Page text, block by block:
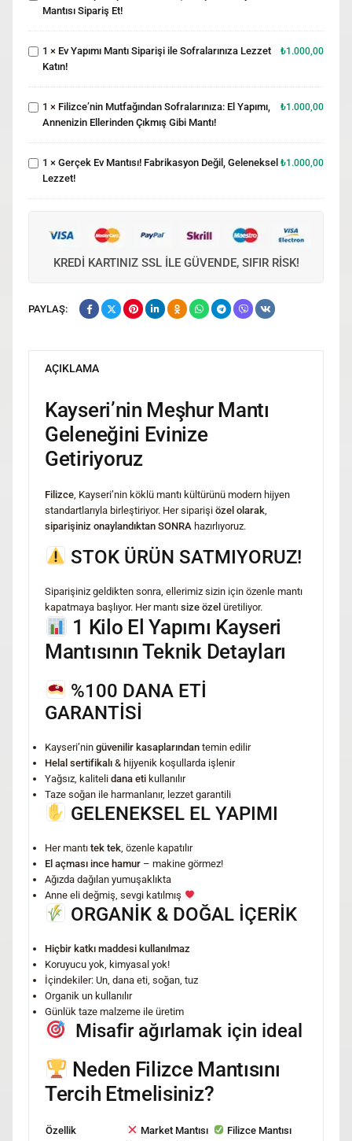
Kayseri
Et!
Mantısı Sipariş Et!
Ev Yapımı
Siparişi ile
Sofralarınıza
Lezzet
1 × Ev Yapımı Mantı Siparişi ile Sofralarınıza Lezzet
Katın!
₺1.000,00
Filizce’nin
Mutfağından
El Yapımı,
Annenizin
Ellerinden
1 × Filizce’nin Mutfağından Sofralarınıza: El Yapımı,
Annenizin Ellerinden Çıkmış Gibi Mantı!
₺1.000,00
Gerçek Ev
Fabrikasyon
Değil,
Geleneksel
1 × Gerçek Ev Mantısı! Fabrikasyon Değil, Geleneksel
Lezzet!
₺1.000,00
KREDI KARTINIZ SSL ILE GÜVENDE, SIFIR RISK!
PAYLAŞ:
AÇIKLAMA
Kayseri’nin Meşhur Mantı
Geleneğini Evinize
Getiriyoruz
Filizce, Kayseri’nin köklü mantı kültürünü modern hijyen
standartlarıyla birleştiriyor. Her siparişi özel olarak,
siparişiniz onaylandıktan SONRA hazırlıyoruz.
STOK ÜRÜN SATMIYORUZ!
Siparişiniz geldikten sonra, ellerimiz sizin için özenle mantı
kapatmaya başlıyor. Her mantı size özel üretiliyor.
1 Kilo El Yapımı Kayseri
Mantısının Teknik Detayları
%100 DANA ETİ
GARANTİSİ
Kayseri’nin güvenilir kasaplarından temin edilir
Helal sertifikalı & hijyenik koşullarda işlenir
Yağsız, kaliteli dana eti kullanılır
Taze soğan ile harmanlanır, lezzet garantili
GELENEKSEL EL YAPIMI
Her mantı tek tek, özenle kapatılır
El açması ince hamur – makine görmez!
Ağızda dağılan yumuşaklıkta
Anne eli değmiş, sevgi katılmış
ORGANİK & DOĞAL İÇERİK
Hiçbir katkı maddesi kullanılmaz
Koruyucu yok, kimyasal yok!
İçindekiler: Un, dana eti, soğan, tuz
Organik un kullanılır
Günlük taze malzeme ile üretim
Misafir ağırlamak için ideal
Neden Filizce Mantısını
Tercih Etmelisiniz?
Özellik Market Mantısı Filizce Mantısı